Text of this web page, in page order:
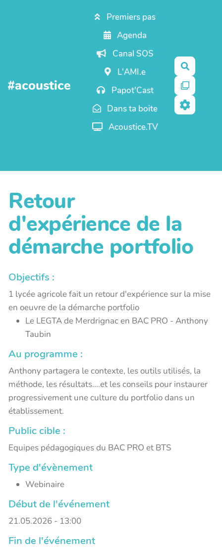
Aller au contenu principal
#acoustice
Premiers pas
Agenda
Canal SOS
L'AMI.e
Papot'Cast
Dans ta boite
Acoustice.TV
Retour
d'expérience de la
démarche portfolio
Objectifs :
1 lycée agricole fait un retour d'expérience sur la mise
en oeuvre de la démarche portfolio
Le LEGTA de Merdrignac en BAC PRO - Anthony
Taubin
Au programme :
Anthony partagera le contexte, les outils utilisés, la
méthode, les résultats....et les conseils pour instaurer
progressivement une culture du portfolio dans un
établissement.
Public cible :
Equipes pédagogiques du BAC PRO et BTS
Type d'évènement
Webinaire
Début de l'événement
21.05.2026 - 13:00
Fin de l'événement